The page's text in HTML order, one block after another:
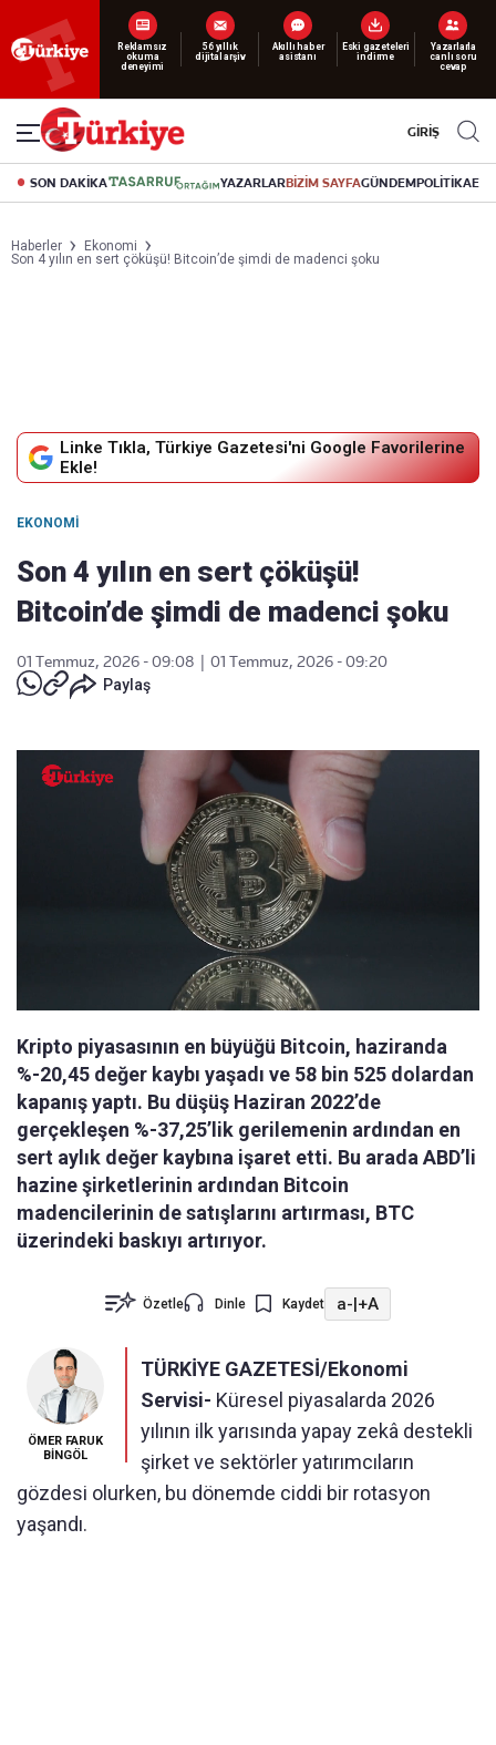
Yeni nesil dijital
abonelik 19 TL’den başlayan fiyatlarla.
GİRİŞ
SON DAKİKA YAZARLARBİZİM SAYFAGÜNDEMPOLİTİKA
Haberler
Ekonomi
Son 4 yılın en sert çöküşü! Bitcoin’de şimdi de madenci şoku
Linke Tıkla, Türkiye Gazetesi'ni Google Favorilerine
Ekle!
EKONOMI
Son 4 yılın en sert çöküşü!
Bitcoin’de şimdi de madenci şoku
01 Temmuz, 2026 - 09:08
01 Temmuz, 2026 - 09:20
Paylaş
Kripto piyasasının en büyüğü Bitcoin, haziranda
%-20,45 değer kaybı yaşadı ve 58 bin 525 dolardan
kapanış yaptı. Bu düşüş Haziran 2022’de
gerçekleşen %-37,25’lik gerilemenin ardından en
sert aylık değer kaybına işaret etti. Bu arada ABD’li
hazine şirketlerinin ardından Bitcoin
madencilerinin de satışlarını artırması, BTC
üzerindeki baskıyı artırıyor.
Özetle Dinle Kaydet a-|+A
ÖMER FARUK
BİNGÖL
TÜRKİYE GAZETESİ/Ekonomi
Servisi- Küresel piyasalarda 2026
yılının ilk yarısında yapay zekâ destekli
şirket ve sektörler yatırımcıların
gözdesi olurken, bu dönemde ciddi bir rotasyon
yaşandı.